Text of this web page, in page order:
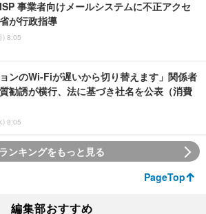
事業者向けメールシステムに不正アクセ
が行政指導
) 8:05
ョンのWi-Fiが遅いから切り替えます」関係者
勧誘が横行、法に基づき社名を公表（消費
) 8:05
ランキングをもっと見る
PageTop
編集部おすすめ